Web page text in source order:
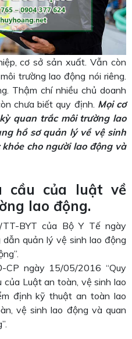
cơ sở sản xuất. Vẫn còn
trường lao động nói riêng.
Thậm chí nhiều chủ doanh
chưa biết quy định. Mọi cơ
quan trắc môi trường lao
hồ sơ quản lý về vệ sinh
cho người lao động và
cầu của luật về
lao động.
BYT của Bộ Y Tế ngày
quản lý vệ sinh lao động
CP ngày 15/05/2016 “Quy
Luật an toàn, vệ sinh lao
định kỹ thuật an toàn lao
vệ sinh lao động và quan